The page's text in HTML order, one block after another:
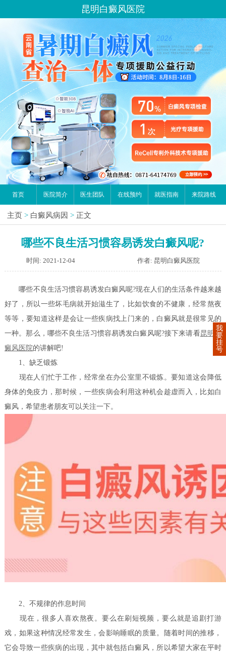
昆明白癜风医院
首页 医院简介 医生团队 在线预约 就医指南 来院路线
主页 > 白癜风病因 > 正文
哪些不良生活习惯容易诱发白癜风呢?
时间: 2021-12-04 作者: 昆明白癜风医院
哪些不良生活习惯容易诱发白癜风呢?现在人们的生活条件越来越
好了，所以一些坏毛病就开始滋生了，比如饮食的不健康，经常熬夜
等等，要知道这样是会让一些疾病找上门来的，白癜风就是很常见的
一种。那么，哪些不良生活习惯容易诱发白癜风呢?接下来请看昆明白
癜风医院的讲解吧!
1、缺乏锻炼
现在人们忙于工作，经常坐在办公室里不锻炼。要知道这会降低
身体的免疫力，那时候，一些疾病会利用这种机会趁虚而入，比如白
癜风，希望患者朋友可以关注一下。
2、不规律的作息时间
现在，很多人喜欢熬夜。要么在刷短视频，要么就是追剧打游
戏，如果这种情况经常发生，会影响睡眠的质量。随着时间的推移，
它会导致一些疾病的出现，其中就包括白癜风，所以希望大家在平时
我
要
挂
号